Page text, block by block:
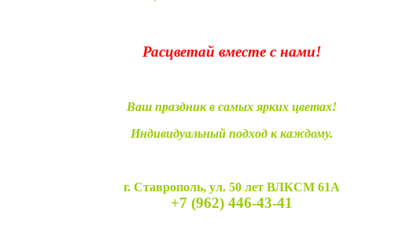
Расцветай вместе с нами!
Ваш праздник в самых ярких цветах!
Индивидуальный подход к каждому.
г. Ставрополь, ул. 50 лет ВЛКСМ 61А
+7 (962) 446-43-41